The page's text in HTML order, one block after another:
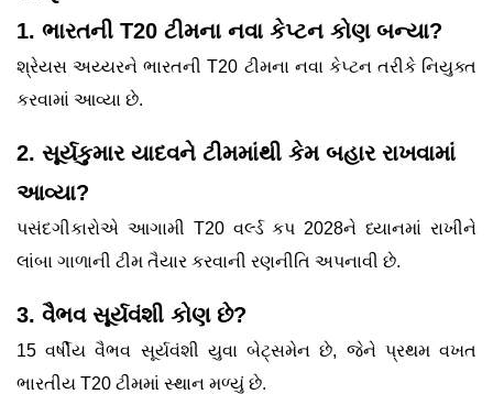
1. ભારતની T20 ટીમના નવા કેપ્ટન કોણ બન્યા?
શ્રેયસ અય્યરને ભારતની T20 ટીમના નવા કેપ્ટન તરીકે નિયુક્ત
કરવામાં આવ્યા છે.
2. સૂર્યકુમાર યાદવને ટીમમાંથી કેમ બહાર રાખવામાં
આવ્યા?
પસંદગીકારોએ આગામી T20 વર્લ્ડ કપ 2028ને ધ્યાનમાં રાખીને
લાંબા ગાળાની ટીમ તૈયાર કરવાની રણનીતિ અપનાવી છે.
3. વૈભવ સૂર્યવંશી કોણ છે?
15 વર્ષીય વૈભવ સૂર્યવંશી યુવા બેટ્સમેન છે, જેને પ્રથમ વખત
ભારતીય T20 ટીમમાં સ્થાન મળ્યું છે.